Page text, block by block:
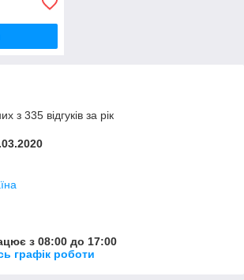
з 335 відгуків за рік
з 08:00 до 17:00
графік роботи